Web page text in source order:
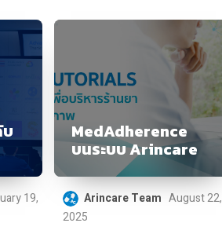
19,
MedAdherence
บนระบบ Arincare
Arincare Team August 22,
2025